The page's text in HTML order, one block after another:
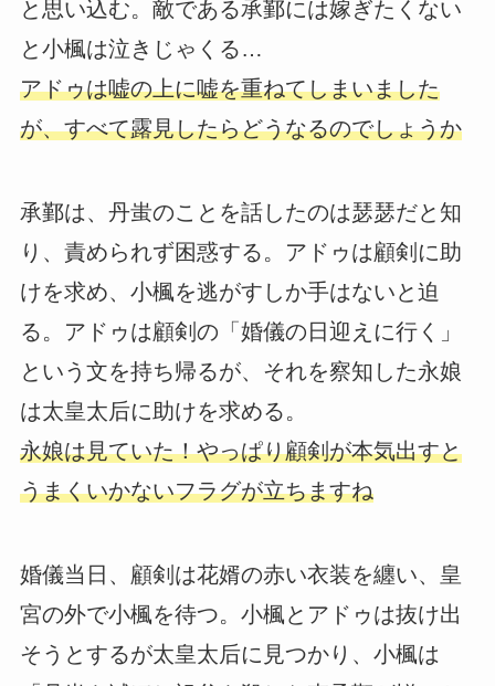
と思い込む。敵である承鄞には嫁ぎたくない
と小楓は泣きじゃくる…
アドゥは嘘の上に嘘を重ねてしまいました
が、すべて露見したらどうなるのでしょうか
承鄞は、丹蚩のことを話したのは瑟瑟だと知
り、責められず困惑する。アドゥは顧剣に助
けを求め、小楓を逃がすしか手はないと迫
る。アドゥは顧剣の「婚儀の日迎えに行く」
という文を持ち帰るが、それを察知した永娘
は太皇太后に助けを求める。
永娘は見ていた！やっぱり顧剣が本気出すと
うまくいかないフラグが立ちますね
婚儀当日、顧剣は花婿の赤い衣装を纏い、皇
宮の外で小楓を待つ。小楓とアドゥは抜け出
そうとするが太皇太后に見つかり、小楓は